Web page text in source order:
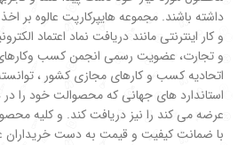
داشته باشند. مجموعه هایپرکارپت عالوه بر
و کار اینترنتی مانند دریافت نماد اعتماد
و تجارت، عضویت رسمی انجمن کسب
اتحادیه کسب و کارهای مجازی کشور ،
استاندارد های جهانی که محصوالت خود را
عرضه می کند را نیز دریافت کند. و کلیه
با ضمانت کیفیت و قیمت به دست خریداران